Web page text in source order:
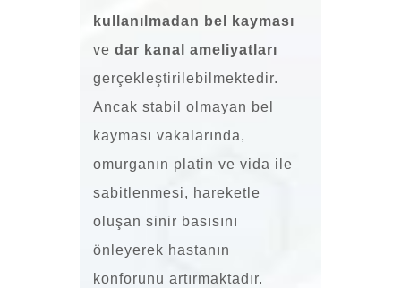
kullanılmadan bel kayması
ve dar kanal ameliyatları
gerçekleştirilebilmektedir.
Ancak stabil olmayan bel
kayması vakalarında,
omurganın platin ve vida ile
sabitlenmesi, hareketle
oluşan sinir basısını
önleyerek hastanın
konforunu artırmaktadır.